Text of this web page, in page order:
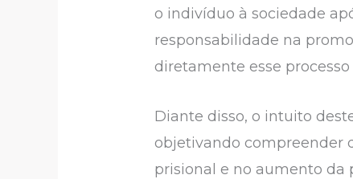
o indivíduo à sociedade
responsabilidade na
diretamente esse
Diante disso, o intuito
objetivando compreender
prisional e no aumento da